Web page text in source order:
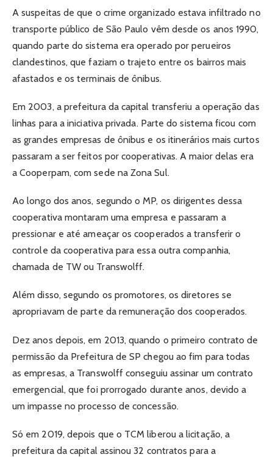
A suspeitas de que o crime organizado estava infiltrado no
transporte público de São Paulo vêm desde os anos 1990,
quando parte do sistema era operado por perueiros
clandestinos, que faziam o trajeto entre os bairros mais
afastados e os terminais de ônibus.
Em 2003, a prefeitura da capital transferiu a operação das
linhas para a iniciativa privada. Parte do sistema ficou com
as grandes empresas de ônibus e os itinerários mais curtos
passaram a ser feitos por cooperativas. A maior delas era
a Cooperpam, com sede na Zona Sul.
Ao longo dos anos, segundo o MP, os dirigentes dessa
cooperativa montaram uma empresa e passaram a
pressionar e até ameaçar os cooperados a transferir o
controle da cooperativa para essa outra companhia,
chamada de TW ou Transwolff.
Além disso, segundo os promotores, os diretores se
apropriavam de parte da remuneração dos cooperados.
Dez anos depois, em 2013, quando o primeiro contrato de
permissão da Prefeitura de SP chegou ao fim para todas
as empresas, a Transwolff conseguiu assinar um contrato
emergencial, que foi prorrogado durante anos, devido a
um impasse no processo de concessão.
Só em 2019, depois que o TCM liberou a licitação, a
prefeitura da capital assinou 32 contratos para a